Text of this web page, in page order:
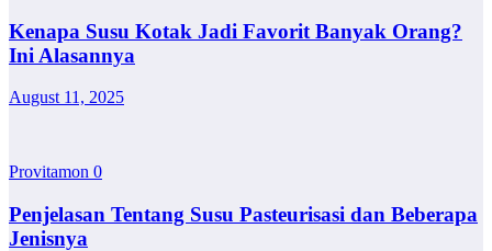
Kenapa Susu Kotak Jadi Favorit Banyak Orang?
Ini Alasannya
August 11, 2025
Provitamon 0
Penjelasan Tentang Susu Pasteurisasi dan Beberapa
Jenisnya